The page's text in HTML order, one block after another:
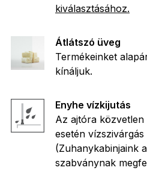
kiválasztásához.
Átlátszó üveg
Termékeinket
kínáljuk.
Enyhe vízkijutás
Az ajtóra
esetén
(Zuhanykabinjaink
szabványnak